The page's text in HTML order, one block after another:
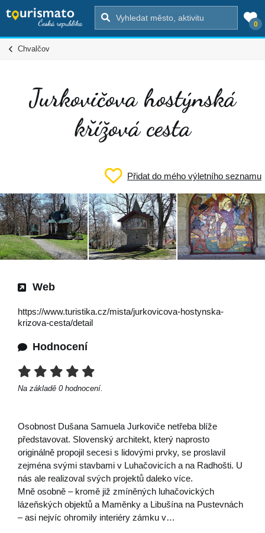
0
Chvalčov
Jurkovičova hostýnská
křížová cesta
Přidat do mého výletního seznamu
Web
https://www.turistika.cz/mista/jurkovicova-hostynska-
krizova-cesta/detail
Hodnocení
Na základě 0 hodnocení.
Osobnost Dušana Samuela Jurkoviče netřeba blíže
představovat. Slovenský architekt, který naprosto
originálně propojil secesi s lidovými prvky, se proslavil
zejména svými stavbami v Luhačovicích a na Radhošti. U
nás ale realizoval svých projektů daleko více.
Mně osobně – kromě již zmíněných luhačovických
lázeňských objektů a Maměnky a Libušína na Pustevnách
– asi nejvíc ohromily interiéry zámku v…